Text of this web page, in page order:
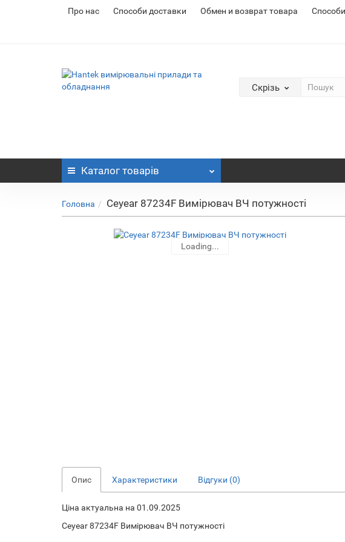
Про нас Cпособи доставки Обмен и возврат товара
Скрізь
Каталог товарів
Головна Ceyear 87234F Вимірювач ВЧ потужності
Loading...
Loading...
Опис Характеристики Відгуки (0)
Ціна актуальна на 01.09.2025
Ceyear 87234F Вимірювач ВЧ потужності